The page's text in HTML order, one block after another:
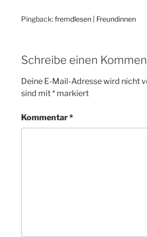
Pingback:fremdlesen | Freundinnen
Schreibe einen
Deine E-Mail-Adresse wird nicht
sind mit* markiert
Kommentar*